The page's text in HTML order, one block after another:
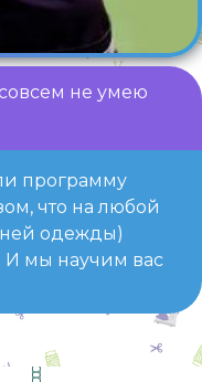
не умею
программу
что на любой
одежды)
И мы научим вас